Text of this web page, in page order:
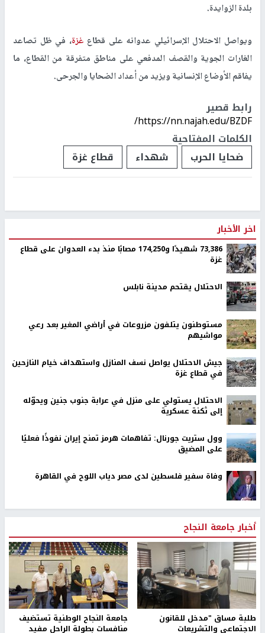
بلدة الزوايدة.
ويواصل الاحتلال الإسرائيلي عدوانه على قطاع غزة، في ظل تصاعد
الغارات الجوية والقصف المدفعي على مناطق متفرقة من القطاع، ما
يفاقم الأوضاع الإنسانية ويزيد من أعداد الضحايا والجرحى.
رابط قصير
https://nn.najah.edu/BZDF/
الكلمات المفتاحية
ضحايا الحرب
شهداء قطاع غزة
اخر الأخبار
73,386 شهيدًا و174,250 مصابًا منذ بدء العدوان على قطاع
غزة
الاحتلال يقتحم مدينة نابلس
مستوطنون يتلفون مزروعات في أراضي المغير بعد رعي
مواشيهم
جيش الاحتلال يواصل نسف المنازل واستهداف خيام النازحين
في قطاع غزة
الاحتلال يستولي على منزل في عرابة جنوب جنين ويحوّله
إلى ثكنة عسكرية
وول ستريت جورنال: تفاهمات هرمز تمنح إيران نفوذًا فعليًا
على المضيق
وفاة سفير فلسطين لدى مصر دياب اللوح في القاهرة
أخبار جامعة النجاح
طلبة مساق "مدخل للقانون
الاجتماعي والتشريعات
جامعة النجاح الوطنية تستضيف
منافسات بطولة الراحل مفيد